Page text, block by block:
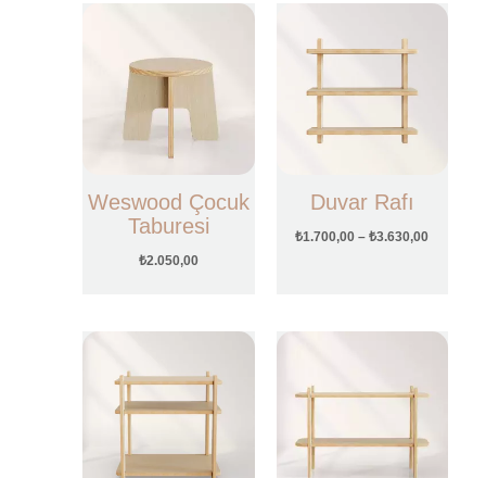
Weswood Çocuk
Taburesi
₺2.050,00
Duvar Rafı
₺1.700,00 –₺3.630,00
Fiyat
Fiyat